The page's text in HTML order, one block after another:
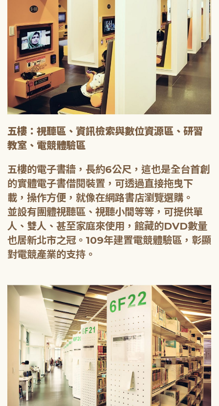
五樓：視聽區、資訊檢索與數位資源區、研習
教室、電競體驗區
五樓的電子書牆，長約6公尺，這也是全台首創
的實體電子書借閱裝置，可透過直接拖曳下
載，操作方便，就像在網路書店瀏覽選購。
並設有團體視聽區、視聽小間等等，可提供單
人、雙人、甚至家庭來使用，館藏的DVD數量
也居新北市之冠。109年建置電競體驗區，彰顯
對電競產業的支持。